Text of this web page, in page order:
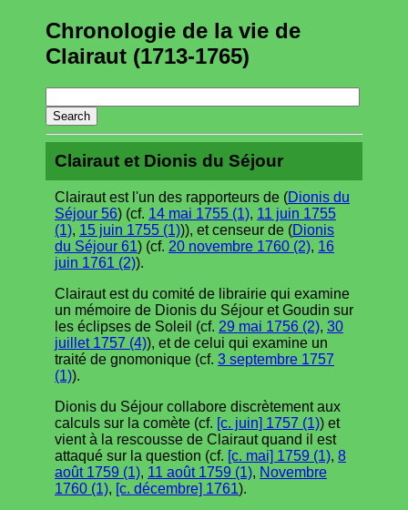
Chronologie de la vie de
Clairaut (1713-1765)
Clairaut et Dionis du Séjour
Clairaut est l'un des rapporteurs de (Dionis du
Séjour 56) (cf. 14 mai 1755 (1), 11 juin 1755
(1), 15 juin 1755 (1))), et censeur de (Dionis
du Séjour 61) (cf. 20 novembre 1760 (2), 16
juin 1761 (2)).
Clairaut est du comité de librairie qui examine
un mémoire de Dionis du Séjour et Goudin sur
les éclipses de Soleil (cf. 29 mai 1756 (2), 30
juillet 1757 (4)), et de celui qui examine un
traité de gnomonique (cf. 3 septembre 1757
(1)).
Dionis du Séjour collabore discrètement aux
calculs sur la comète (cf. [c. juin] 1757 (1)) et
vient à la rescousse de Clairaut quand il est
attaqué sur la question (cf. [c. mai] 1759 (1), 8
août 1759 (1), 11 août 1759 (1), Novembre
1760 (1), [c. décembre] 1761).